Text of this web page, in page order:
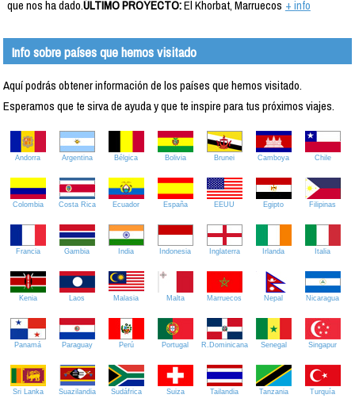
que nos ha dado.ÚLTIMO PROYECTO:El Khorbat, Marruecos + info
Info sobre países que hemos visitado
Aquí podrás obtener información de los países que hemos visitado.
Esperamos que te sirva de ayuda y que te inspire para tus próximos viajes.
Andorra Argentina Bélgica Bolivia Brunei Camboya Chile
Colombia Costa Rica Ecuador España EEUU Egipto Filipinas
Francia Gambia India Indonesia Inglaterra Irlanda Italia
Kenia Laos Malasia Malta Marruecos Nepal Nicaragua
Panamá Paraguay Perú Portugal R.Dominicana Senegal Singapur
Sri Lanka Suazilandia Sudáfrica Suiza Tailandia Tanzania Turquía